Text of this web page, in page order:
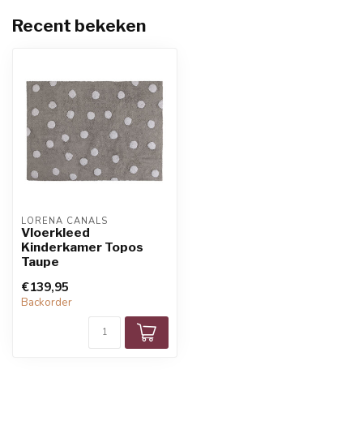
Recent bekeken
LORENA CANALS
Vloerkleed
Kinderkamer Topos
Taupe
€139,95
Backorder